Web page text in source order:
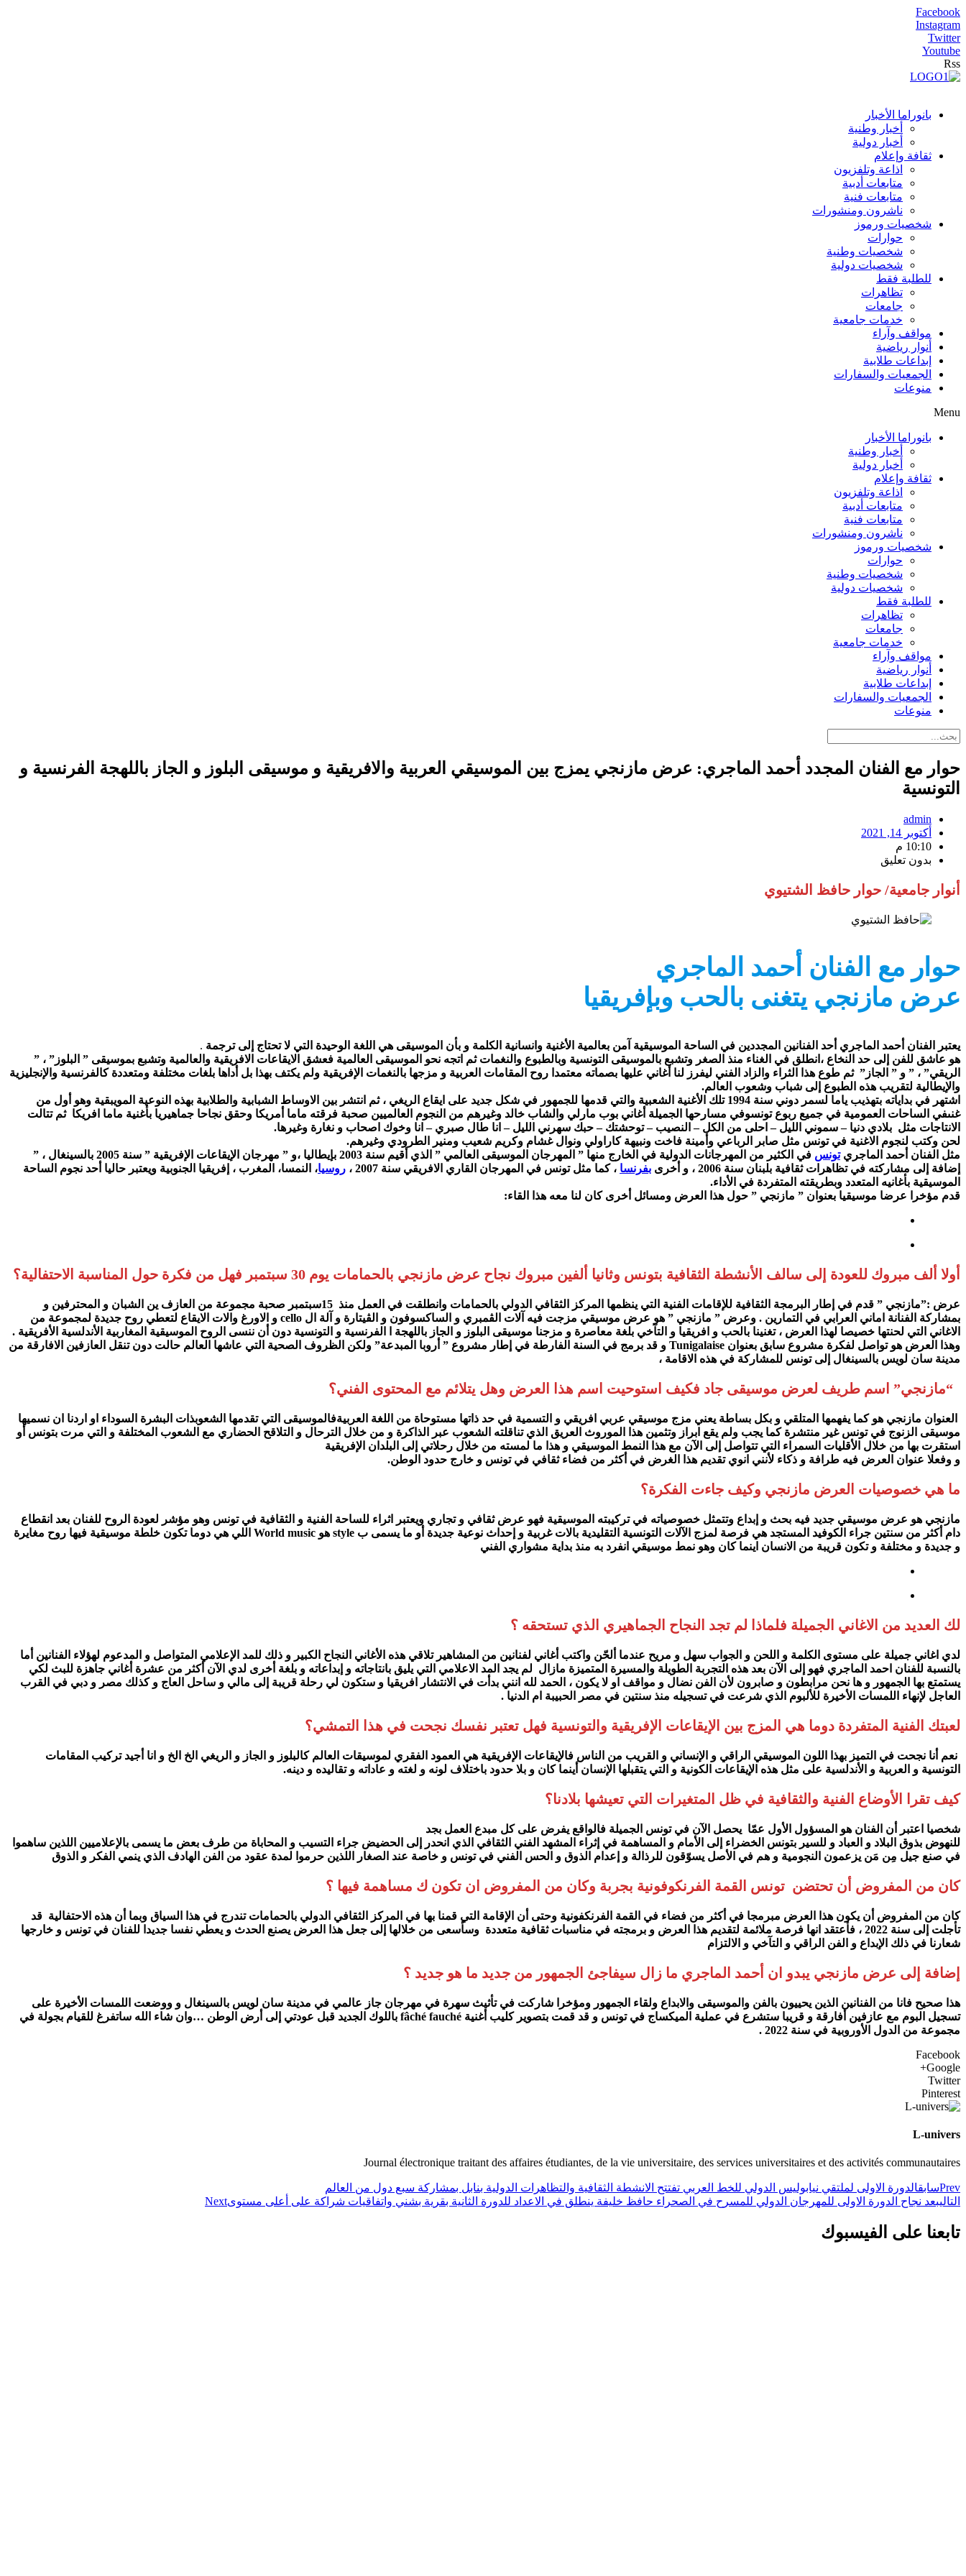
Facebook
Instagram
Twitter
Youtube
Rss
بانوراما الأخبار
أخبار وطنية
أخبار دولية
ثقافة وإعلام
اذاعة وتلفزيون
متابعات أدبية
متابعات فنية
ناشرون ومنشورات
شخصيات ورموز
حوارات
شخصيات وطنية
شخصيات دولية
للطلبة فقط
تظاهرات
جامعات
خدمات جامعية
مواقف وآراء
أنوار رياضية
إبداعات طلابية
الجمعيات والسفارات
منوعات
Menu
بانوراما الأخبار
أخبار وطنية
أخبار دولية
ثقافة وإعلام
اذاعة وتلفزيون
متابعات أدبية
متابعات فنية
ناشرون ومنشورات
شخصيات ورموز
حوارات
شخصيات وطنية
شخصيات دولية
للطلبة فقط
تظاهرات
جامعات
خدمات جامعية
مواقف وآراء
أنوار رياضية
إبداعات طلابية
الجمعيات والسفارات
منوعات
حوار مع الفنان المجدد أحمد الماجري: عرض مازنجي يمزج بين الموسيقي العربية والافريقية و موسيقى البلوز و الجاز باللهجة الفرنسية و
التونسية
admin
أكتوبر 14, 2021
10:10 م
بدون تعليق
أنوار جامعية/ حوار حافظ الشتيوي
حوار مع الفنان أحمد الماجري
عرض مازنجي يتغنى بالحب وبإفريقيا
يعتبر الفنان أحمد الماجري أحد الفنانين المجددين في الساحة الموسيقية آمن بعالمية الأغنية وانسانية الكلمة و بأن الموسيقى هي اللغة الوحيدة التي لا تحتاج إلى ترجمة .
هو عاشق للفن إلى حد النخاع ،انطلق في الغناء منذ الصغر وتشبع بالموسيقى التونسية وبالطبوع والنغمات ثم اتجه نحو الموسيقى العالمية فعشق الايقاعات الافريقية والعالمية وتشبع بموسيقى ” البلوز” ، ”
الريقي” ، ” و ” الجاز” ثم طوع هذا الثراء والزاد الفني ليفرز لنا أغاني عليها بصماته معتمدا روح المقامات العربية و مزجها بالنغمات الإفريقية ولم يكتف بهذا بل أداها بلغات مختلفة ومتعددة كالفرنسية والإنجليزية
والإيطالية لتقريب هذه الطبوع إلى شباب وشعوب العالم.
اشتهر في بداياته بتهذيب ياما لسمر دوني سنة 1994 تلك الأغنية الشعبية والتي قدمها للجمهور في شكل جديد على ايقاع الريغي ، ثم انتشر بين الاوساط الشبابية والطلابية بهذه النوعية المويبقية وهو أول من
غنىفي الساحات العمومية في جميع ربوع تونسوفي مسارحها الجميلة أغاني بوب مارلي والشاب خالد وغيرهم من النجوم العالميين صحبة فرقته ماما أمريكا وحقق نجاحا جماهيريا بأغنية ماما افريكا ثم تتالت
الانتاجات مثل بلادي دنيا – سموني الليل – احلى من الكل – النصيب – توحشتك – حبك سهرني الليل – انا طال صبري – انا وخوك اصحاب و نغارة وغيرها.
لحن وكتب لنجوم الاغنية في تونس مثل صابر الرباعي وأمينة فاخت ونبيهة كاراولي ونوال غشام وكريم شعيب ومنير الطرودي وغيرهم.
مثل الفنان أحمد الماجريتونس
في الكثير من المهرجانات الدولية في الخارج منها ” المهرجان الموسيقى العالمي ” الذي أقيم سنة 2003 بإيطاليا ،و ” مهرجان الإيقاعات الإفريقية ” سنة 2005 بالسينغال ، ”
إضافة إلى مشاركته في تظاهرات ثقافية بلبنان سنة 2006 ، و أخرى
بفرنسا ، كما مثل تونس في المهرجان القاري الافريقي سنة 2007 ، روسيا، النمسا، المغرب ، إفريقيا الجنوبية ويعتبر حاليا أحد نجوم الساحة
الموسيقية بأغانيه المتعدد وبطريقته المتفردة في الأداء.
قدم مؤخرا عرضا موسيقيا بعنوان ” مازنجي ” حول هذا العرض ومسائل أخرى كان لنا معه هذا القاء:
أولا ألف مبروك للعودة إلى سالف الأنشطة الثقافية بتونس وثانيا ألفين مبروك نجاح عرض مازنجي بالحمامات يوم 30 سبتمبر فهل من فكرة حول المناسبة الاحتفالية؟
عرض :”مازنجي ” قدم في إطار البرمجة الثقافية للإقامات الفنية التي ينظمها المركز الثقافي الدولي بالحمامات وانطلقت في العمل منذ 15سبتمبر صحبة مجموعة من العازف ين الشبان و المحترفين و
بمشاركة الفنانة اماني العرابي في التمارين . وعرض ” مازنجي ” هو عرض موسيقي مزجت فيه آلات الڨمبري و الساكسوفون و الڨيتارة و آلة ال cello و الاورغ والات الايقاع لتعطي روح جديدة لمجموعة من
الاغاني التي لحنتها خصيصا لهذا العرض ، تغنينا بالحب و افريقيا و التآخي بلغة معاصرة و مزجنا موسيقى البلوز و الجاز باللهجة ا الفرنسية و التونسية دون أن ننسى الروح الموسيقية المغاربية الأندلسية الأفريقية .
وهذا العرض هو تواصل لفكرة مشروع سابق بعنوان Tunigalaise و قد برمج في السنة الفارطة في إطار مشروع ” أروبا المبدعة” ولكن الظروف الصحية التي عاشها العالم حالت دون تنقل العازفين الافارقة من
مدينة سان لويس بالسينغال إلى تونس للمشاركة في هذه الاقامة ،
“مازنجي” اسم طريف لعرض موسيقى جاد فكيف استوحيت اسم هذا العرض وهل يتلائم مع المحتوى الفني؟
العنوان مازنجي هو كما يفهمها المتلقي و بكل بساطة يعني مزج موسيقي عربي افريقي و التسمية في حد ذاتها مستوحاة من اللغة العربيةفالموسيقى التي تقدمها الشعوبذات البشرة السوداء او اردنا ان نسميها
موسيقى الزنوج في تونس غير منتشرة كما يجب ولم يقع ابراز وتثمين هذا الموروث العريق الذي تناقلته الشعوب عبر الذاكرة و من خلال الترحال و التلاقح الحضاري مع الشعوب المختلفة و التي مرت بتونس أو
استقرت بها من خلال الأقليات السمراء التي تتواصل إلى الآن مع هذا النمط الموسيقي و هذا ما لمسته من خلال رحلاتي إلى البلدان الإفريقية
و وفعلا عنوان العرض فيه طرافة و ذكاء لأنني انوي تقديم هذا الغرض في أكثر من فضاء ثقافي في تونس و خارج حدود الوطن.
ما هي خصوصيات العرض مازنجي وكيف جاءت الفكرة؟
مازنجي هو عرض موسيقي جديد فيه بحث و إبداع وتتمثل خصوصياته في تركيبته الموسيقية فهو عرض ثقافي و تجاري ويعتبر اثراء للساحة الفنية و الثقافية في تونس وهو مؤشر لعودة الروح للفنان بعد انقطاع
دام أكثر من سنتين جراء الكوفيد المستجد هي فرصة لمزج الآلات التونسية التقليدية بالات غربية و إحداث نوعية جديدة أو ما يسمى ب style هو World music اللي هي دوما تكون خلطة موسيقية فيها روح مغايرة
و جديدة و مختلفة و تكون قريبة من الانسان اينما كان وهو نمط موسيقي انفرد به منذ بداية مشواري الفني
لك العديد من الاغاني الجميلة فلماذا لم تجد النجاح الجماهيري الذي تستحقه ؟
لدي اغاني جميلة على مستوى الكلمة و اللحن و الجواب سهل و مريح عندما ألحّن واكتب أغاني لفنانين من المشاهير تلاقي هذه الأغاني النجاح الكبير و ذلك للمد الإعلامي المتواصل و المدعوم لهؤلاء الفنانين أما
بالنسبة للفنان احمد الماجري فهو إلى الآن بعد هذه التجربة الطويلة والمسيرة المتميزة مازال لم يجد المد الاعلامي التي يليق بانتاجاته و إبداعاته و بلغة أخرى لدي الآن أكثر من عشرة أغاني جاهزة للبث لكي
يستمتع بها الجمهور و ها نحن مرابطون و صابرون لأن الفن نضال و مواقف او لا يكون ، الحمد لله انني بدأت في الانتشار افريقيا و ستكون لي رحلة قريبة إلى مالي و ساحل العاج و كذلك مصر و دبي في القرب
العاجل لإنهاء اللمسات الأخيرة للألبوم الذي شرعت في تسجيله منذ سنتين في مصر الحبيبة ام الدنيا .
لعبتك الفنية المتفردة دوما هي المزج بين الإيقاعات الإفريقية والتونسية فهل تعتبر نفسك نجحت في هذا التمشي؟
نعم أنا نجحت في التميز بهذا اللون الموسيقي الراقي و الإنساني و القريب من الناس فالإيقاعات الإفريقية هي العمود الفقري لموسيقات العالم كالبلوز و الجاز و الريغي الخ الخ و انا أجيد تركيب المقامات
التونسية و العربية و الأندلسية على مثل هذه الإيقاعات الكونية و التي يتقبلها الإنسان أينما كان و بلا حدود باختلاف لونه و لغته و عاداته و تقاليده و دينه.
كيف تقرا الأوضاع الفنية والثقافية في ظل المتغيرات التي تعيشها بلادنا؟
شخصيا اعتبر أن الفنان هو المسؤول الأول عمّا يحصل الآن في تونس الجميلة فالواقع يفرض على كل مبدع العمل بجد
للنهوض بذوق البلاد و العباد و للسير بتونس الخضراء إلى الأمام و المساهمة في إثراء المشهد الفني الثقافي الذي انحدر إلى الحضيض جراء التسيب و المحاباة من طرف بعض ما يسمى بالإعلاميين اللذين ساهموا
في صنع جيل مِن مَن يزعمون النجومية و هم في الأصل يسوّقون للرذالة و إعدام الذوق و الحس الفني في تونس و خاصة عند الصغار اللذين حرموا لمدة عقود من الفن الهادف الذي ينمي الفكر و الذوق
كان من المفروض أن تحتضن تونس القمة الفرنكوفونية بجربة وكان من المفروض ان تكون ك مساهمة فيها ؟
كان من المفروض أن يكون هذا العرض مبرمجا في أكثر من فضاء في القمة الفرنكفونية وحتى أن الإقامة التي قمنا بها في المركز الثقافي الدولي بالحمامات تندرج في هذا السياق وبما أن هذه الاحتفالية قد
تأجلت إلى سنة 2022 ، فأعتقد انها فرصة ملائمة لتقديم هذا العرض و برمجته في مناسبات ثقافية متعددة وسأسعى من خلالها إلى جعل هذا العرض يصنع الحدث و يعطي نفسا جديدا للفنان في تونس و خارجها
شعارنا في ذلك الإبداع و الفن الراقي و التآخي و الالتزام
إضافة إلى عرض مازنجي يبدو ان أحمد الماجري ما زال سيفاجئ الجمهور من جديد ما هو جديد ؟
هذا صحيح فانا من الفنانين الذين يحييون بالفن والموسيقى والابداع ولقاء الجمهور ومؤخرا شاركت في تأثيث سهرة في مهرجان جاز عالمي في مدينة سان لويس بالسينغال و ووضعت اللمسات الأخيرة على
تسجيل البوم مع عازفين أفارقة و قريبا ستشرع في عملية الميكساج في تونس و قد قمت بتصوير كليب أغنية fâché fauché باللوك الجديد قبل عودتي إلى أرض الوطن …وان شاء الله ساتفرغ للقيام بجولة في
مجموعة من الدول الأوروبية في سنة 2022 .
Facebook
Google+
Twitter
Pinterest
L-univers
Journal électronique traitant des affaires étudiantes, de la vie universitaire, des services universitaires et des activités communautaires
Prevسابقالدورة الاولى لملتقي نيابوليس الدولي للخط العربي تفتتح الانشطة الثقافية والتظاهرات الدولية بنابل بمشاركة سبع دول من العالم
التاليبعد نجاح الدورة الاولى للمهرجان الدولي للمسرح في الصحراء حافظ خليفة ينطلق في الاعداد للدورة الثانية بقرية بشني واتفاقيات شراكة على أعلى مستوىNext
تابعنا على الفيسبوك